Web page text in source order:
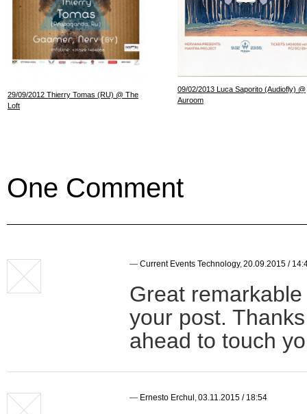
29/09/2012 Thierry Tomas (RU) @ The
Loft
09/02/2013 Luca Saporito (Audiofly) @
Auroom
One Comment
— Current Events Technology, 20.09.2015 /
Great
your post.
ahead to touch
— Ernesto Erchul 03.11.2015 / 18:54